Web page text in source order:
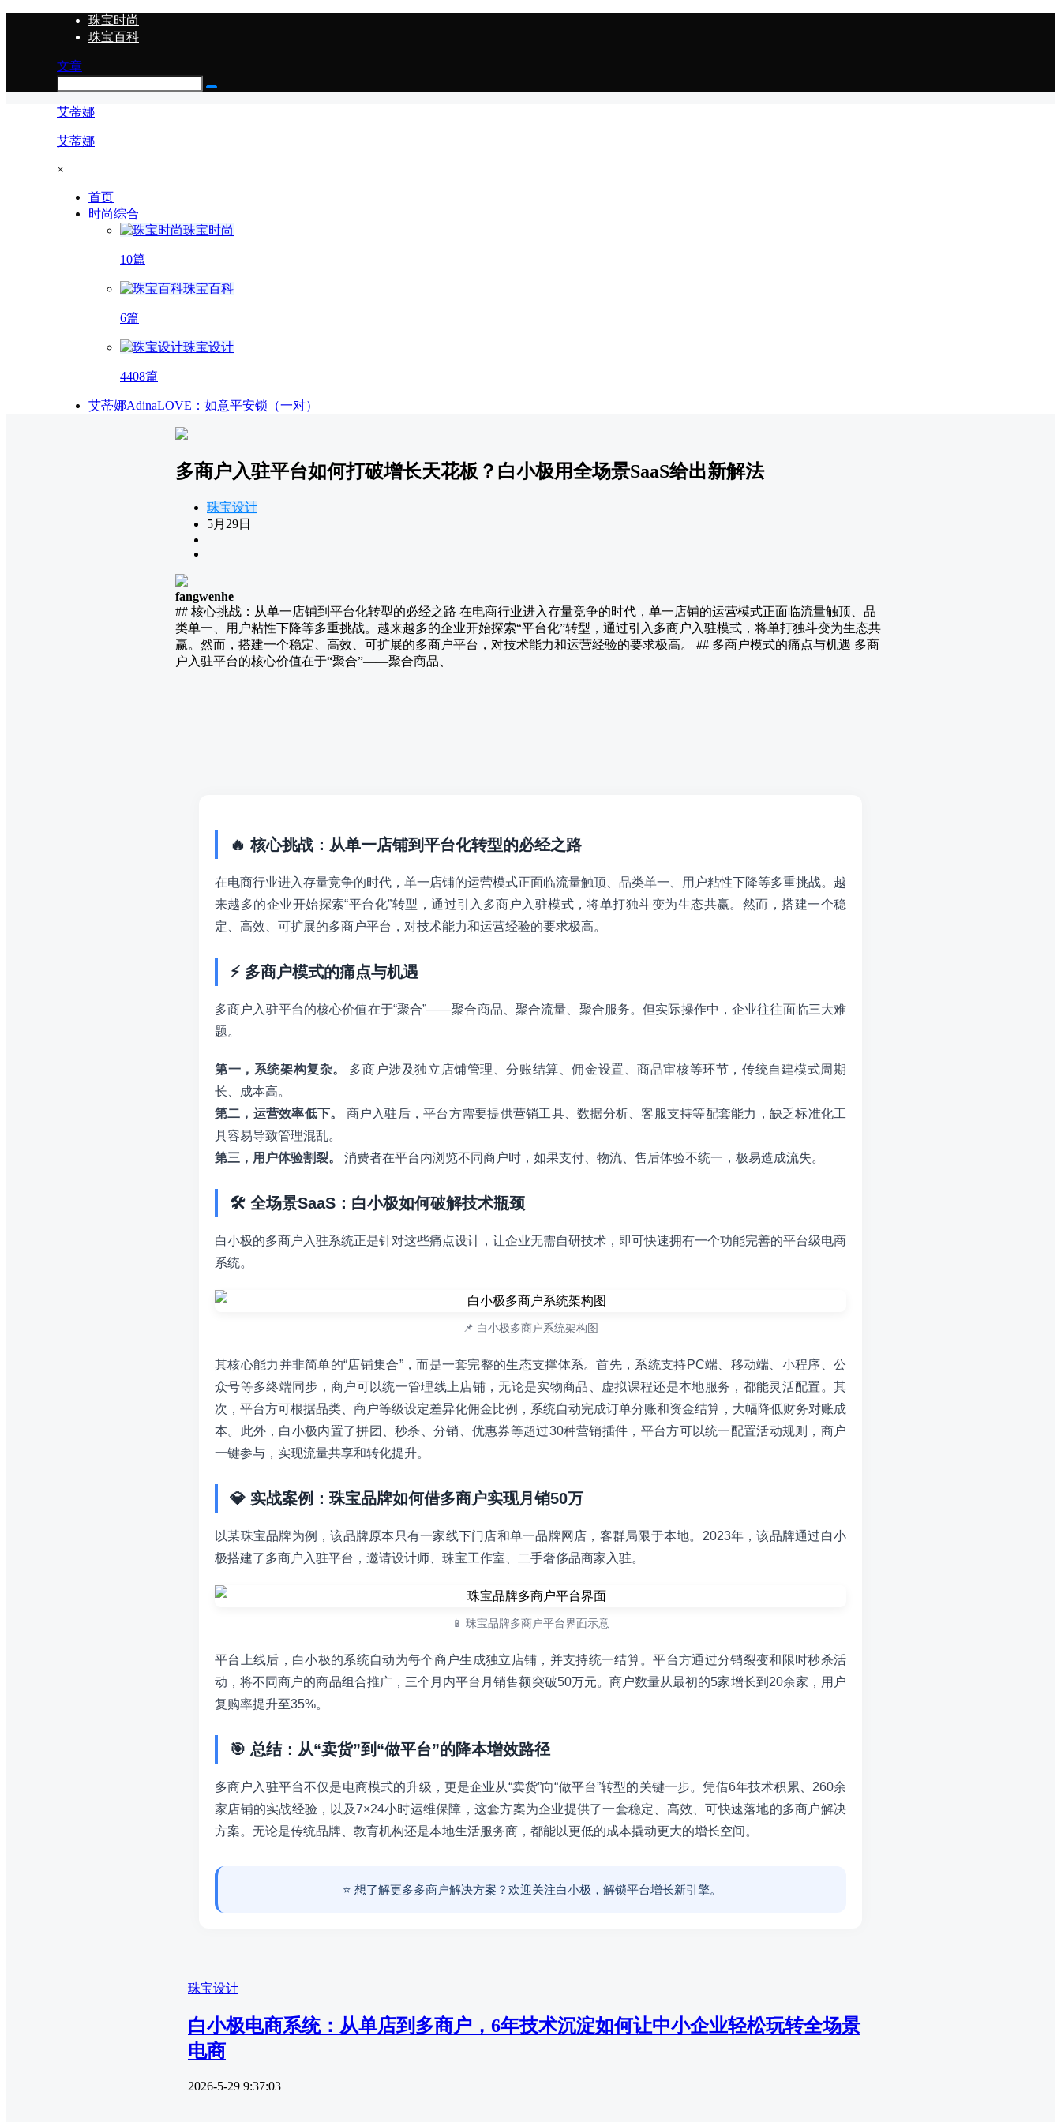
珠宝时尚
珠宝百科
文章
艾蒂娜
艾蒂娜
×
首页
时尚综合
珠宝时尚
10篇
珠宝百科
6篇
珠宝设计
4408篇
艾蒂娜AdinaLOVE：如意平安锁（一对）
多商户入驻平台如何打破增长天花板？白小极用全场景SaaS给出新解法
珠宝设计
5月29日
fangwenhe
## 核心挑战：从单一店铺到平台化转型的必经之路 在电商行业进入存量竞争的时代，单一店铺的运营模式正面临流量触顶、品
类单一、用户粘性下降等多重挑战。越来越多的企业开始探索“平台化”转型，通过引入多商户入驻模式，将单打独斗变为生态共
赢。然而，搭建一个稳定、高效、可扩展的多商户平台，对技术能力和运营经验的要求极高。 ## 多商户模式的痛点与机遇 多商
户入驻平台的核心价值在于“聚合”——聚合商品、
🔥 核心挑战：从单一店铺到平台化转型的必经之路
在电商行业进入存量竞争的时代，单一店铺的运营模式正面临流量触顶、品类单一、用户粘性下降等多重挑战。越
来越多的企业开始探索“平台化”转型，通过引入多商户入驻模式，将单打独斗变为生态共赢。然而，搭建一个稳
定、高效、可扩展的多商户平台，对技术能力和运营经验的要求极高。
⚡ 多商户模式的痛点与机遇
多商户入驻平台的核心价值在于“聚合”——聚合商品、聚合流量、聚合服务。但实际操作中，企业往往面临三大难
题。
第一，系统架构复杂。
多商户涉及独立店铺管理、分账结算、佣金设置、商品审核等环节，传统自建模式周期
长、成本高。
第二，运营效率低下。
商户入驻后，平台方需要提供营销工具、数据分析、客服支持等配套能力，缺乏标准化工
具容易导致管理混乱。
第三，用户体验割裂。
消费者在平台内浏览不同商户时，如果支付、物流、售后体验不统一，极易造成流失。
🛠️ 全场景SaaS：白小极如何破解技术瓶颈
白小极的多商户入驻系统正是针对这些痛点设计，让企业无需自研技术，即可快速拥有一个功能完善的平台级电商
系统。
📌 白小极多商户系统架构图
其核心能力并非简单的“店铺集合”，而是一套完整的生态支撑体系。首先，系统支持PC端、移动端、小程序、公
众号等多终端同步，商户可以统一管理线上店铺，无论是实物商品、虚拟课程还是本地服务，都能灵活配置。其
次，平台方可根据品类、商户等级设定差异化佣金比例，系统自动完成订单分账和资金结算，大幅降低财务对账成
本。此外，白小极内置了拼团、秒杀、分销、优惠券等超过30种营销插件，平台方可以统一配置活动规则，商户
一键参与，实现流量共享和转化提升。
💎 实战案例：珠宝品牌如何借多商户实现月销50万
以某珠宝品牌为例，该品牌原本只有一家线下门店和单一品牌网店，客群局限于本地。2023年，该品牌通过白小
极搭建了多商户入驻平台，邀请设计师、珠宝工作室、二手奢侈品商家入驻。
📱 珠宝品牌多商户平台界面示意
平台上线后，白小极的系统自动为每个商户生成独立店铺，并支持统一结算。平台方通过分销裂变和限时秒杀活
动，将不同商户的商品组合推广，三个月内平台月销售额突破50万元。商户数量从最初的5家增长到20余家，用户
复购率提升至35%。
🎯 总结：从“卖货”到“做平台”的降本增效路径
多商户入驻平台不仅是电商模式的升级，更是企业从“卖货”向“做平台”转型的关键一步。凭借6年技术积累、260余
家店铺的实战经验，以及7×24小时运维保障，这套方案为企业提供了一套稳定、高效、可快速落地的多商户解决
方案。无论是传统品牌、教育机构还是本地生活服务商，都能以更低的成本撬动更大的增长空间。
⭐ 想了解更多多商户解决方案？欢迎关注白小极，解锁平台增长新引擎。
珠宝设计
白小极电商系统：从单店到多商户，6年技术沉淀如何让中小企业轻松玩转全场景
电商
2026-5-29 9:37:03